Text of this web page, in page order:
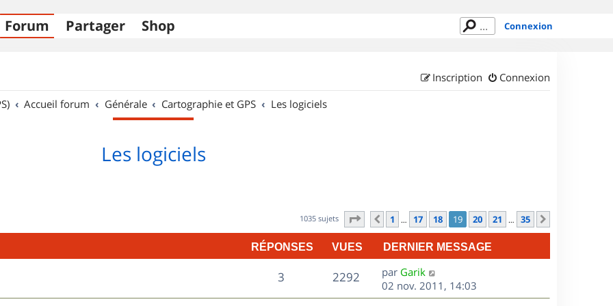
Forum Partager Shop Connexion
Connexion
Inscription
Accueil forum Générale Cartographie et GPS Les logiciels
Les logiciels
1035 sujets Page 19 sur 35
Précédent
1 … 17 18 19 20 21 … 35
RÉPONSES VUES DERNIER MESSAGE
3R
é
2292V
u
D
e
r
par Garik
02 nov. 2011, 14:03